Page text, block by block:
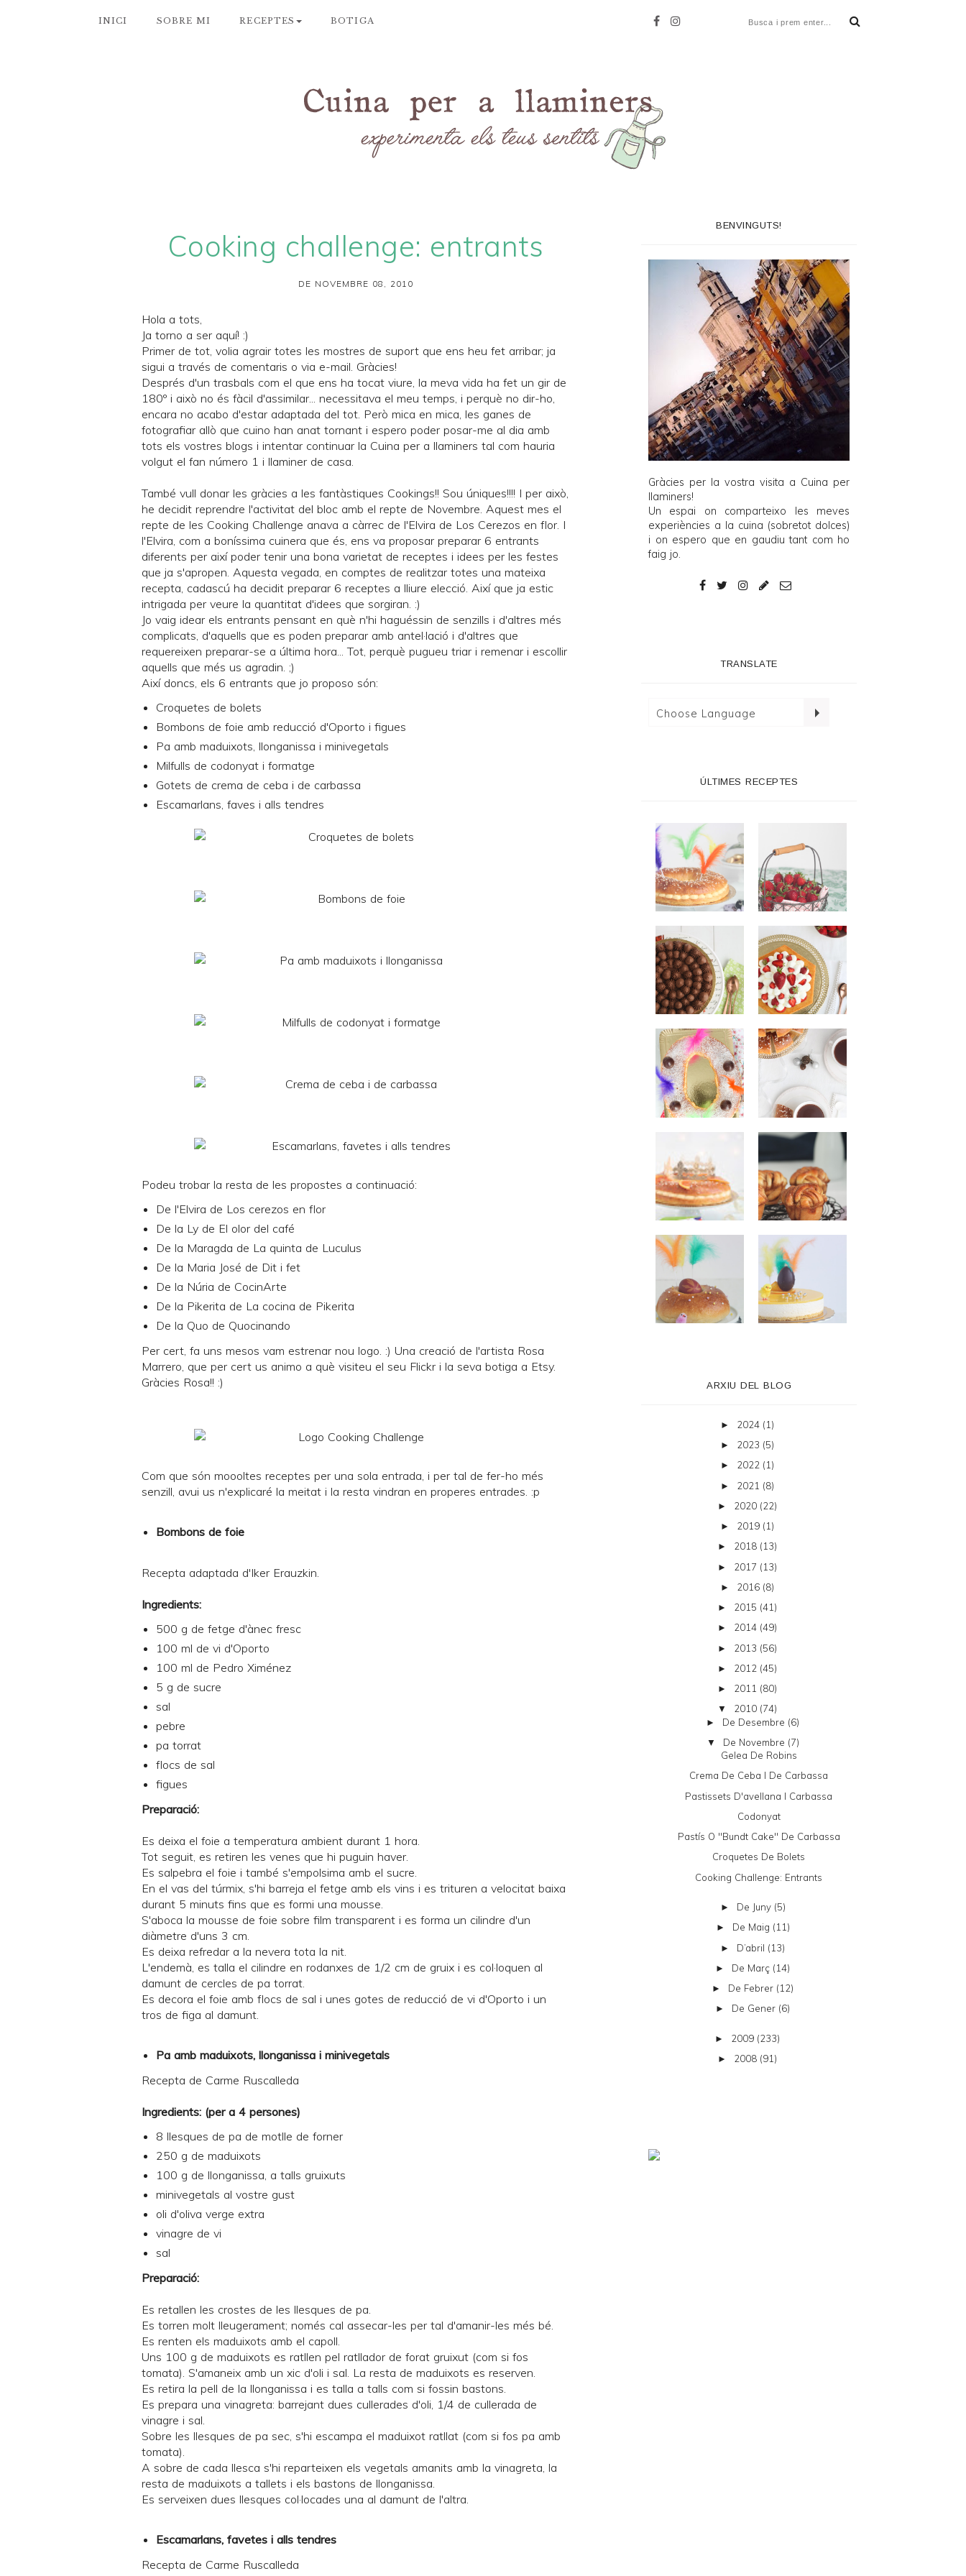
INICI SOBRE MI RECEPTES BOTIGA
Cooking challenge: entrants
DE NOVEMBRE 08, 2010
Hola a tots,
Ja torno a ser aquí! :)
Primer de tot, volia agrair totes les mostres de suport que ens heu fet arribar; ja
sigui a través de comentaris o via e-mail. Gràcies!
Després d'un trasbals com el que ens ha tocat viure, la meva vida ha fet un gir de
180º i això no és fàcil d'assimilar... necessitava el meu temps, i perquè no dir-ho,
encara no acabo d'estar adaptada del tot. Però mica en mica, les ganes de
fotografiar allò que cuino han anat tornant i espero poder posar-me al dia amb
tots els vostres blogs i intentar continuar la Cuina per a llaminers tal com hauria
volgut el fan número 1 i llaminer de casa.
També vull donar les gràcies a les fantàstiques Cookings!! Sou úniques!!!! I per això,
he decidit reprendre l'activitat del bloc amb el repte de Novembre. Aquest mes el
repte de les Cooking Challenge anava a càrrec de l'Elvira de Los Cerezos en flor. I
l'Elvira, com a boníssima cuinera que és, ens va proposar preparar 6 entrants
diferents per així poder tenir una bona varietat de receptes i idees per les festes
que ja s'apropen. Aquesta vegada, en comptes de realitzar totes una mateixa
recepta, cadascú ha decidit preparar 6 receptes a lliure elecció. Així que ja estic
intrigada per veure la quantitat d'idees que sorgiran. :)
Jo vaig idear els entrants pensant en què n'hi haguéssin de senzills i d'altres més
complicats, d'aquells que es poden preparar amb antel·lació i d'altres que
requereixen preparar-se a última hora... Tot, perquè pugueu triar i remenar i escollir
aquells que més us agradin. ;)
Així doncs, els 6 entrants que jo proposo són:
Croquetes de bolets
Bombons de foie amb reducció d'Oporto i figues
Pa amb maduixots, llonganissa i minivegetals
Milfulls de codonyat i formatge
Gotets de crema de ceba i de carbassa
Escamarlans, faves i alls tendres
Podeu trobar la resta de les propostes a continuació:
De l'Elvira de Los cerezos en flor
De la Ly de El olor del café
De la Maragda de La quinta de Luculus
De la Maria José de Dit i fet
De la Núria de CocinArte
De la Pikerita de La cocina de Pikerita
De la Quo de Quocinando
Per cert, fa uns mesos vam estrenar nou logo. :) Una creació de l'artista Rosa
Marrero, que per cert us animo a què visiteu el seu Flickr i la seva botiga a Etsy.
Gràcies Rosa!! :)
Com que són moooltes receptes per una sola entrada, i per tal de fer-ho més
senzill, avui us n'explicaré la meitat i la resta vindran en properes entrades. :p
Bombons de foie
Recepta adaptada d'Iker Erauzkin.
Ingredients:
500 g de fetge d'ànec fresc
100 ml de vi d'Oporto
100 ml de Pedro Ximénez
5 g de sucre
sal
pebre
pa torrat
flocs de sal
figues
Preparació:
Es deixa el foie a temperatura ambient durant 1 hora.
Tot seguit, es retiren les venes que hi puguin haver.
Es salpebra el foie i també s'empolsima amb el sucre.
En el vas del túrmix, s'hi barreja el fetge amb els vins i es trituren a velocitat baixa
durant 5 minuts fins que es formi una mousse.
S'aboca la mousse de foie sobre film transparent i es forma un cilindre d'un
diàmetre d'uns 3 cm.
Es deixa refredar a la nevera tota la nit.
L'endemà, es talla el cilindre en rodanxes de 1/2 cm de gruix i es col·loquen al
damunt de cercles de pa torrat.
Es decora el foie amb flocs de sal i unes gotes de reducció de vi d'Oporto i un
tros de figa al damunt.
Pa amb maduixots, llonganissa i minivegetals
Recepta de Carme Ruscalleda
Ingredients: (per a 4 persones)
8 llesques de pa de motlle de forner
250 g de maduixots
100 g de llonganissa, a talls gruixuts
minivegetals al vostre gust
oli d'oliva verge extra
vinagre de vi
sal
Preparació:
Es retallen les crostes de les llesques de pa.
Es torren molt lleugerament; només cal assecar-les per tal d'amanir-les més bé.
Es renten els maduixots amb el capoll.
Uns 100 g de maduixots es ratllen pel ratllador de forat gruixut (com si fos
tomata). S'amaneix amb un xic d'oli i sal. La resta de maduixots es reserven.
Es retira la pell de la llonganissa i es talla a talls com si fossin bastons.
Es prepara una vinagreta: barrejant dues cullerades d'oli, 1/4 de cullerada de
vinagre i sal.
Sobre les llesques de pa sec, s'hi escampa el maduixot ratllat (com si fos pa amb
tomata).
A sobre de cada llesca s'hi reparteixen els vegetals amanits amb la vinagreta, la
resta de maduixots a tallets i els bastons de llonganissa.
Es serveixen dues llesques col·locades una al damunt de l'altra.
Escamarlans, favetes i alls tendres
Recepta de Carme Ruscalleda
BENVINGUTS!
Gràcies per la vostra visita a Cuina per
llaminers!
Un espai on comparteixo les meves
experiències a la cuina (sobretot dolces)
i on espero que en gaudiu tant com ho
faig jo.
TRANSLATE
ÚLTIMES RECEPTES
ARXIU DEL BLOG
► 2024 (1)
► 2023 (5)
► 2022 (1)
► 2021 (8)
► 2020 (22)
► 2019 (1)
► 2018 (13)
► 2017 (13)
► 2016 (8)
► 2015 (41)
► 2014 (49)
► 2013 (56)
► 2012 (45)
► 2011 (80)
▼ 2010 (74)
► De Desembre (6)
▼ De Novembre (7)
Gelea De Robins
Crema De Ceba I De Carbassa
Pastissets D'avellana I Carbassa
Codonyat
Pastís O "bundt Cake" De Carbassa
Croquetes De Bolets
Cooking Challenge: Entrants
► De Juny (5)
► De Maig (11)
► D’abril (13)
► De Març (14)
► De Febrer (12)
► De Gener (6)
► 2009 (233)
► 2008 (91)